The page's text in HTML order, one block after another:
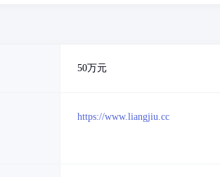
50万元
https://www.liangjiu.cc